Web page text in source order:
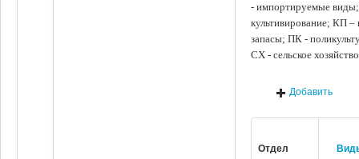
- импортируемые
культивирование; КП
запасы; ПК -
СХ - сельское
Добавить
Отдел